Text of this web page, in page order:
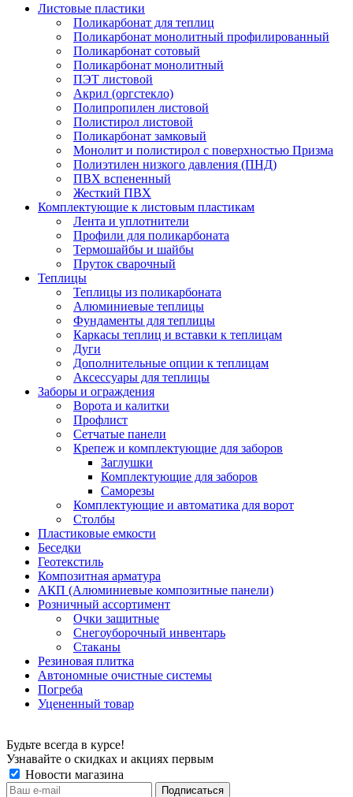
Листовые пластики
Поликарбонат для теплиц
Поликарбонат монолитный профилированный
Поликарбонат сотовый
Поликарбонат монолитный
ПЭТ листовой
Акрил (оргстекло)
Полипропилен листовой
Полистирол листовой
Поликарбонат замковый
Монолит и полистирол с поверхностью Призма
Полиэтилен низкого давления (ПНД)
ПВХ вспененный
Жесткий ПВХ
Комплектующие к листовым пластикам
Лента и уплотнители
Профили для поликарбоната
Термошайбы и шайбы
Пруток сварочный
Теплицы
Теплицы из поликарбоната
Алюминиевые теплицы
Фундаменты для теплицы
Каркасы теплиц и вставки к теплицам
Дуги
Дополнительные опции к теплицам
Аксессуары для теплицы
Заборы и ограждения
Ворота и калитки
Профлист
Сетчатые панели
Крепеж и комплектующие для заборов
Заглушки
Комплектующие для заборов
Саморезы
Комплектующие и автоматика для ворот
Столбы
Пластиковые емкости
Беседки
Геотекстиль
Композитная арматура
АКП (Алюминиевые композитные панели)
Розничный ассортимент
Очки защитные
Снегоуборочный инвентарь
Стаканы
Резиновая плитка
Автономные очистные системы
Погреба
Уцененный товар
Будьте всегда в курсе!
Узнавайте о скидках и акциях первым
Новости магазина